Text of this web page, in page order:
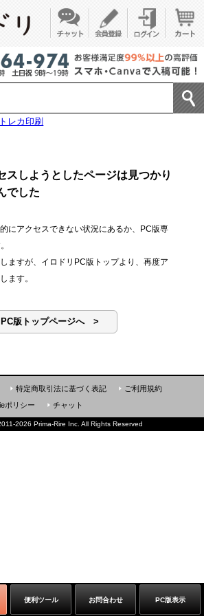
トレカ印刷
スしようとしたページは見つかり
でした
にアクセスできない状況にあるか、PC版専
ますが、イロドリPC版トップより、再度ア
ます。
PC版トップページへ >
便利ツール お問合わせ PC版表示
特定商取引法に基づく表記
ご利用規約
ポリシー チャット
2026 Prima-Rire Inc. All Rights Reserved